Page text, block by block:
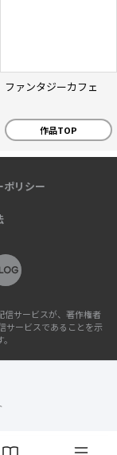
ファンタジーカフェ
作品TOP
ポリシー
信サービスが、著作権者
サービスであることを示